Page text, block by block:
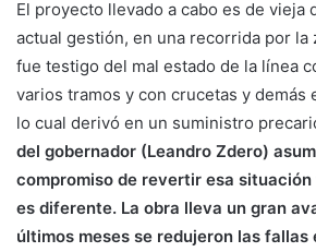
El proyecto llevado a cabo es de vieja
actual gestión, en una recorrida por la
fue testigo del mal estado de la línea
varios tramos y con crucetas y demás
lo cual derivó en un suministro
del gobernador (Leandro Zdero)
compromiso de revertir esa situación
es diferente. La obra lleva un gran
últimos meses se redujeron las fallas